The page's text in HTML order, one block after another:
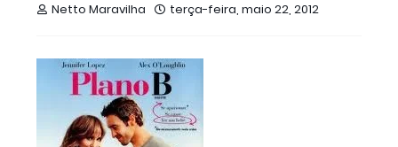
Netto Maravilha terça-feira, maio 22, 2012